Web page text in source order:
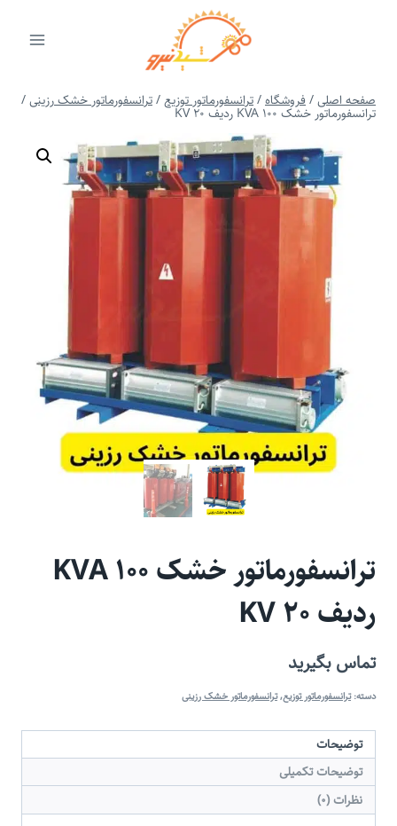
صفحه اصلی/فروشگاه/ترانسفورماتور توزیع/ترانسفورماتور خشک رزینی/
ترانسفورماتور خشک 100 KVA ردیف 20 KV
ترانسفورماتور خشک 100 KVA
ردیف 20 KV
تماس بگیرید
دسته:ترانسفورماتور توزیع,ترانسفورماتور خشک رزینی
توضیحات
توضیحات تکمیلی
نظرات (0)